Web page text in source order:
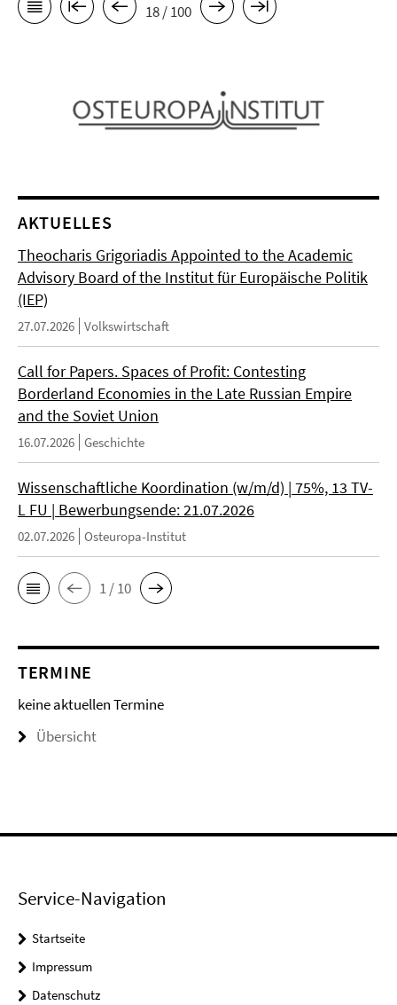
18 / 100
AKTUELLES
Theocharis Grigoriadis Appointed to the Academic
Advisory Board of the Institut für Europäische Politik
(IEP)
27.07.2026 Volkswirtschaft
Call for Papers. Spaces of Profit: Contesting
Borderland Economies in the Late Russian Empire
and the Soviet Union
16.07.2026 Geschichte
Wissenschaftliche Koordination (w/m/d) | 75%, 13 TV-
L FU | Bewerbungsende: 21.07.2026
02.07.2026 Osteuropa-Institut
1 / 10
TERMINE
keine aktuellen Termine
Übersicht
Service-Navigation
Startseite
Impressum
Datenschutz